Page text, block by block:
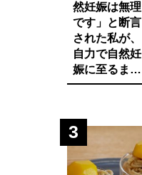
然妊娠は無理
です」と断言
された私が、
自力で自然妊
娠に至るまで
に実践した生
物の改善・身
体の変化につ
いてお話しし
ます。
3